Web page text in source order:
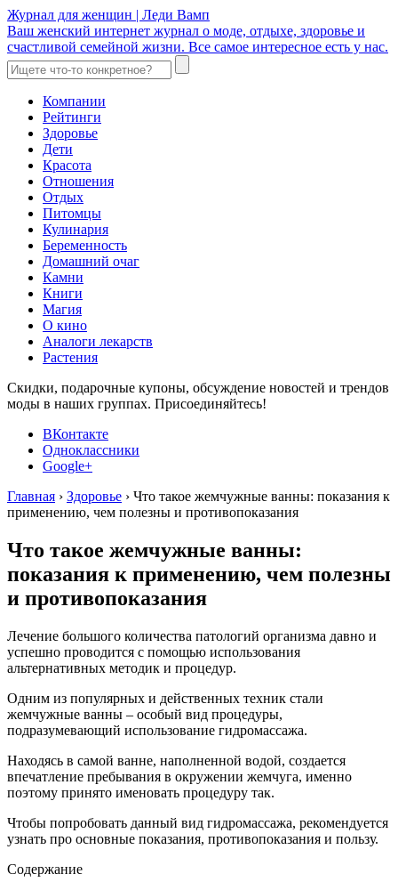
Журнал для женщин | Леди Вамп
Ваш женский интернет журнал о моде, отдыхе, здоровье и
счастливой семейной жизни. Все самое интересное есть у нас.
Компании
Рейтинги
Здоровье
Дети
Красота
Отношения
Отдых
Питомцы
Кулинария
Беременность
Домашний очаг
Камни
Книги
Магия
О кино
Аналоги лекарств
Растения
Скидки, подарочные купоны, обсуждение новостей и трендов
моды в наших группах. Присоединяйтесь!
ВКонтакте
Одноклассники
Google+
Главная › Здоровье › Что такое жемчужные ванны: показания к
применению, чем полезны и противопоказания
Что такое жемчужные ванны:
показания к применению, чем полезны
и противопоказания
Лечение большого количества патологий организма давно и
успешно проводится с помощью использования
альтернативных методик и процедур.
Одним из популярных и действенных техник стали
жемчужные ванны – особый вид процедуры,
подразумевающий использование гидромассажа.
Находясь в самой ванне, наполненной водой, создается
впечатление пребывания в окружении жемчуга, именно
поэтому принято именовать процедуру так.
Чтобы попробовать данный вид гидромассажа, рекомендуется
узнать про основные показания, противопоказания и пользу.
Содержание